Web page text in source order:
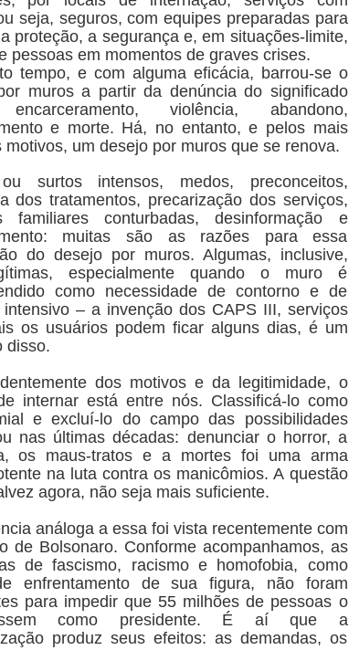
seja, seguros, com equipes preparadas para
proteção, a segurança e, em situações-limite,
pessoas em momentos de graves crises.
tempo, e com alguma eficácia, barrou-se o
muros a partir da denúncia do significado
violência, abandono,
e morte. Há, no entanto, e pelos mais
motivos, um desejo por muros que se renova.
surtos intensos, medos, preconceitos,
dos tratamentos, precarização dos serviços,
familiares conturbadas, desinformação e
muitas são as razões para essa
do desejo por muros. Algumas, inclusive,
especialmente quando o muro é
como necessidade de contorno e de
intensivo – a invenção dos CAPS III, serviços
os usuários podem ficar alguns dias, é um
disso.
dos motivos e da legitimidade, o
internar está entre nós. Classificá-lo como
e excluí-lo do campo das possibilidades
nas últimas décadas: denunciar o horror, a
os maus-tratos e a mortes foi uma arma
na luta contra os manicômios. A questão
agora, não seja mais suficiente.
análoga a essa foi vista recentemente com
de Bolsonaro. Conforme acompanhamos, as
de fascismo, racismo e homofobia, como
enfrentamento de sua figura, não foram
para impedir que 55 milhões de pessoas o
como presidente. É aí que a
produz seus efeitos: as demandas, os